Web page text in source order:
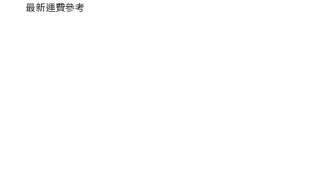
最新運費參考